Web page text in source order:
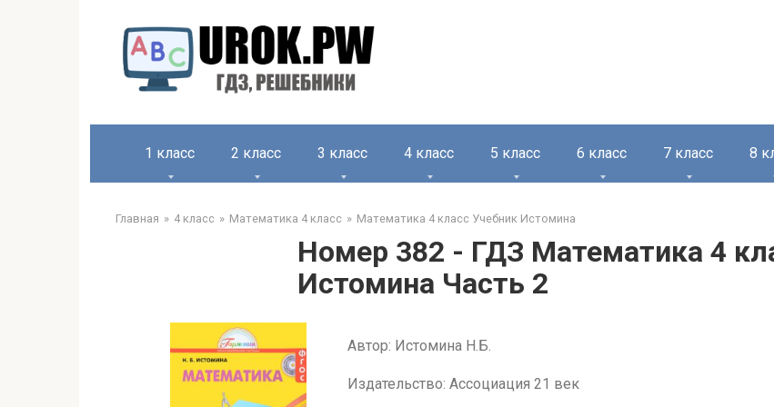
1 класс 2 класс 3 класс 4 класс 5 класс 6 класс 7 класс 8
Главная 4 класс Математика 4 класс Математика 4 класс Учебник Истомина
Номер 382 - ГДЗ Математика 4
Истомина Часть 2
Автор: Истомина Н.Б.
Издательство: Ассоциация 21 век